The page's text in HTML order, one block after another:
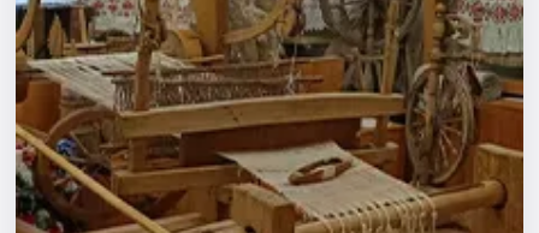
Города
Площадки
Артисты
Рейтинги